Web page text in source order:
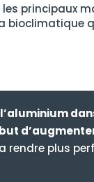
les principaux
bioclimatique
rendre plus